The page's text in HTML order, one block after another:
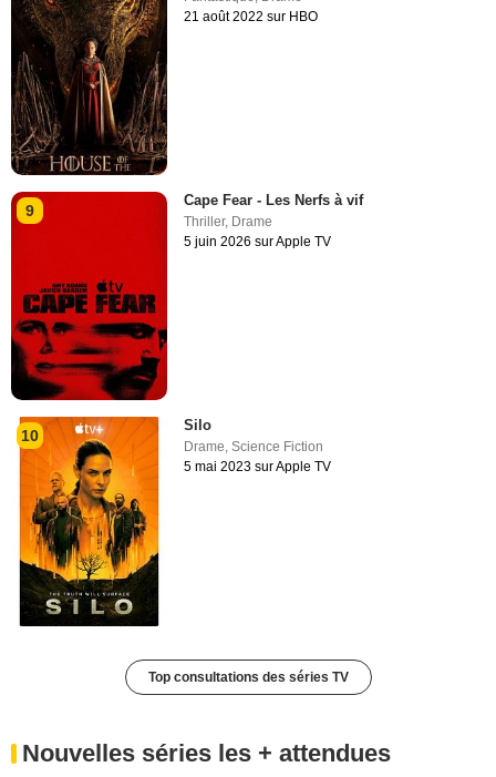
21 août 2022 sur HBO
9
Cape Fear - Les Nerfs à vif
Thriller, Drame
5 juin 2026 sur Apple TV
10
Silo
Drame,Science Fiction
5 mai 2023 sur Apple TV
Top consultations des séries TV
Nouvelles séries les + attendues